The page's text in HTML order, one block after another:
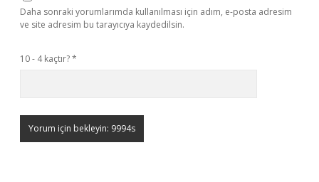
Daha sonraki yorumlarımda kullanılması için adım, e-posta adresim
ve site adresim bu tarayıcıya kaydedilsin.
10 - 4 kaçtır?*